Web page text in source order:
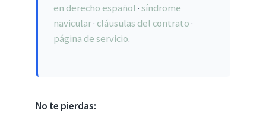
en derecho español·síndrome
navicular· cláusulas del contrato·
página de servicio.
No te pierdas: